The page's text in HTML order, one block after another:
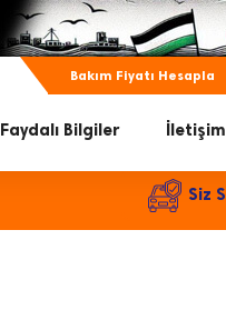
Bakım Fiyatı Hesapla
Faydalı Bilgiler İletişim
Siz